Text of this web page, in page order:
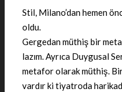
Stil, Milano’dan hemen
oldu.
Gergedan müthiş bir
lazım. Ayrıca Duygusal
metafor olarak müthiş. Bir
vardır ki tiyatroda